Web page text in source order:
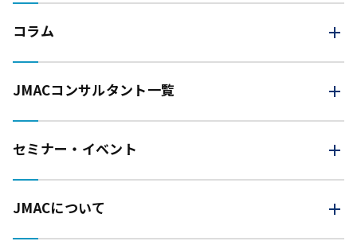
コラム
JMACコンサルタント一覧
セミナー・イベント
JMACについて